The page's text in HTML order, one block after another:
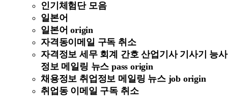
인기체험단 모음
일본어
일본어 origin
자격동이메일 구독 취소
자격정보 세무 회계 간호 산업기사 기사기 능사
정보 메일링 뉴스 pass origin
채용정보 취업정보 메일링 뉴스 job origin
취업동 이메일 구독 취소